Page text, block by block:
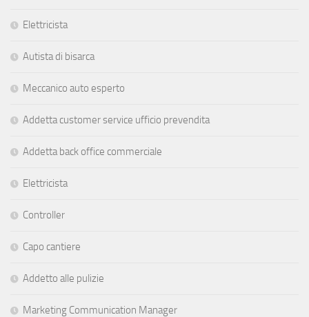
Elettricista
Autista di bisarca
Meccanico auto esperto
Addetta customer service ufficio prevendita
Addetta back office commerciale
Elettricista
Controller
Capo cantiere
Addetto alle pulizie
Marketing Communication Manager